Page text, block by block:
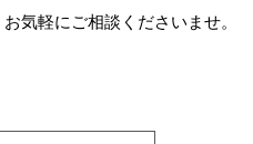
気軽にご相談くださいませ。